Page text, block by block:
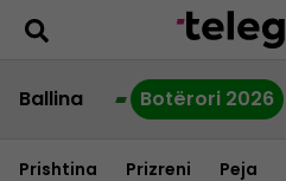
Ballina Botërori 2026
Prishtina Prizreni Peja